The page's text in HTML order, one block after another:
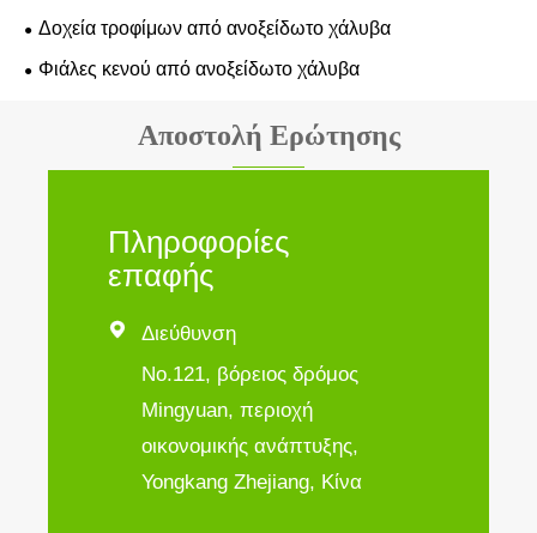
Δοχεία τροφίμων από ανοξείδωτο χάλυβα
Φιάλες κενού από ανοξείδωτο χάλυβα
Αποστολή Ερώτησης
Πληροφορίες
επαφής

Διεύθυνση
No.121, βόρειος δρόμος
Mingyuan, περιοχή
οικονομικής ανάπτυξης,
Yongkang Zhejiang, Κίνα